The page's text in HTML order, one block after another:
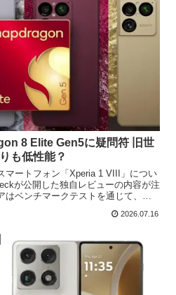
8 Elite Gen5に疑問符 旧世
も低性能？
マートフォン「Xperia 1 VIII」につい
が公開した独自レビューの内容が注
ベンチマークテストを通じて、
2026.07.16